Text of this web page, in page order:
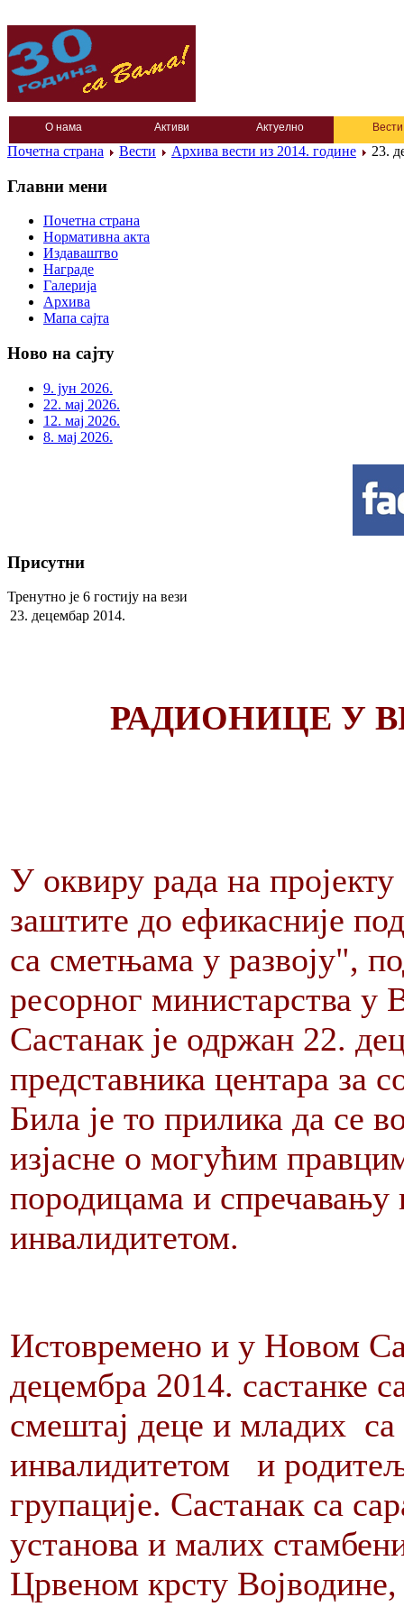
О нама Активи Актуелно Вести
Почетна страна Вести Архива вести из 2014. године 23.
Главни мени
Почетна страна
Нормативна акта
Издаваштво
Награде
Галерија
Архива
Мапа сајта
Ново на сајту
9. јун 2026.
22. мај 2026.
12. мај 2026.
8. мај 2026.
Присутни
Тренутно је 6 гостију на вези
23. децембар 2014.
РАДИОНИЦЕ У
У оквиру рада на
заштите до ефикасније
са сметњама у развоју",
ресорног министарства у
Састанак је одржан 22.
представника центара за
Била је то прилика да се
изјасне о могућим
породицама и спречавању
инвалидитетом.
Истовремено и у Новом
децембра 2014. састанке
смештај деце и младих
инвалидитетом и
групације. Састанак са
установа и малих
Црвеном крсту